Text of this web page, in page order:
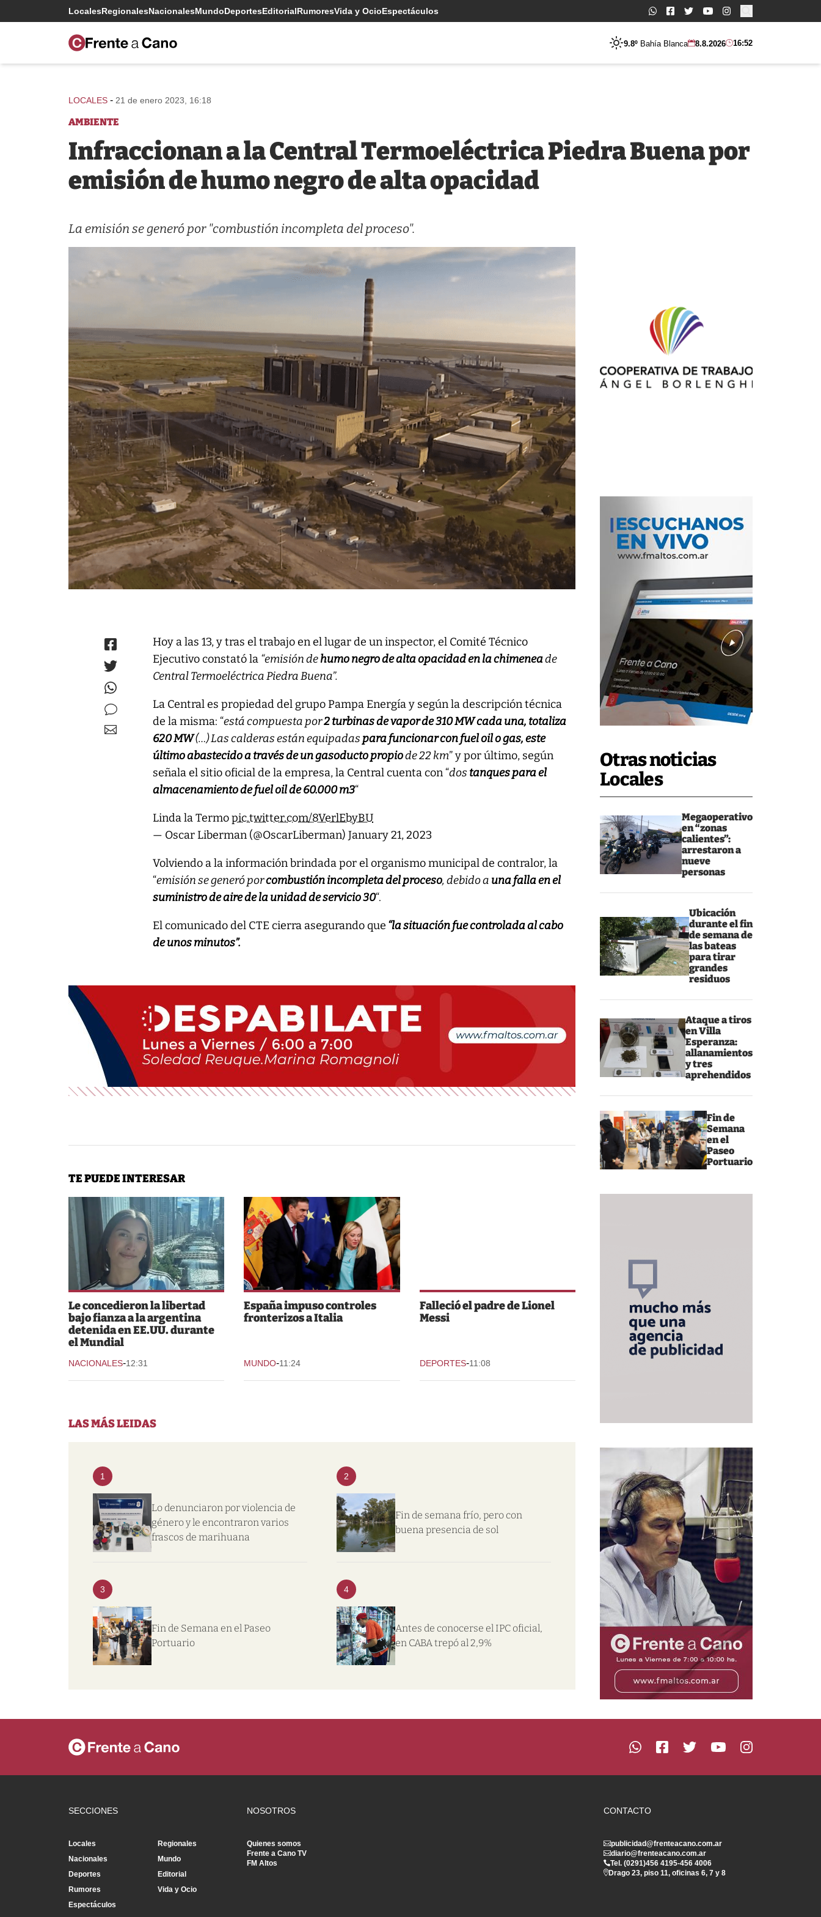
LocalesRegionalesNacionalesMundoDeportesEditorialRumoresVida y OcioEspectáculos Buscar:
9.8º Bahía Blanca 8.8.2026 16:52
Otras noticias
Locales
Megaoperativo
en “zonas
calientes”:
arrestaron a
nueve
personas
Ubicación
durante el fin
de semana de
las bateas
para tirar
grandes
residuos
Ataque a tiros
en Villa
Esperanza:
allanamientos
y tres
aprehendidos
Fin de
Semana
en el
Paseo
Portuario
LOCALES - 21 de enero 2023, 16:18
AMBIENTE
Infraccionan a la Central Termoeléctrica Piedra Buena por
emisión de humo negro de alta opacidad
La emisión se generó por "combustión incompleta del proceso".
Hoy a las 13, y tras el trabajo en el lugar de un inspector, el Comité Técnico
Ejecutivo constató la “emisión dehumo negro de alta opacidad en la chimeneade
Central Termoeléctrica Piedra Buena”.
La Central es propiedad del grupo Pampa Energía y según la descripción técnica
de la misma: “está compuesta por2 turbinas de vapor de 310 MW cada una, totaliza
620 MW(…) Las calderas están equipadaspara funcionar con fuel oil o gas, este
último abastecido a través de un gasoducto propiode 22 km” y por último, según
señala el sitio oficial de la empresa, la Central cuenta con “dos tanques para el
almacenamiento de fuel oil de 60.000 m3“
Linda la Termopic.twitter.com/8VerlEbyBU
— Oscar Liberman (@OscarLiberman)January 21, 2023
Volviendo a la información brindada por el organismo municipal de contralor, la
“emisión se generó porcombustión incompleta del proceso, debido a una falla en el
suministro de aire de la unidad de servicio 30“.
El comunicado del CTE cierra asegurando que “la situación fue controlada al cabo
de unos minutos”.
TE PUEDE INTERESAR
Le concedieron la libertad
bajo fianza a la argentina
detenida en EE.UU. durante
el Mundial
NACIONALES-12:31
España impuso controles
fronterizos a Italia
MUNDO-11:24
Falleció el padre de Lionel
Messi
DEPORTES-11:08
LAS MÁS LEIDAS
1
Lo denunciaron por violencia de
género y le encontraron varios
frascos de marihuana
2
Fin de semana frío, pero con
buena presencia de sol
3
Fin de Semana en el Paseo
Portuario
4
Antes de conocerse el IPC oficial,
en CABA trepó al 2,9%
SECCIONES
Locales
Regionales
Nacionales
Mundo
Deportes
Editorial
Rumores
Vida y Ocio
Espectáculos
NOSOTROS
Quienes somos
Frente a Cano TV
FM Altos
CONTACTO
publicidad@frenteacano.com.ar
diario@frenteacano.com.ar
Tel. (0291)456 4195-456 4006
Drago 23, piso 11, oficinas 6, 7 y 8